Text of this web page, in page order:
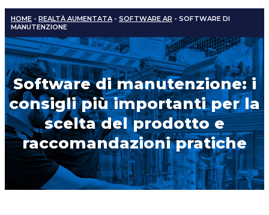
HOME - REALTÀ AUMENTATA - SOFTWARE AR - SOFTWARE DI
MANUTENZIONE
Software di manutenzione: i
consigli più importanti per la
scelta del prodotto e
raccomandazioni pratiche